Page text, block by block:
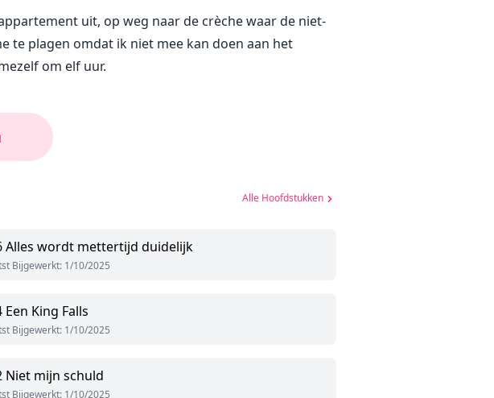
uit, op weg naar de crèche waar de niet-
te plagen omdat ik niet mee kan doen aan het
om elf uur.
Alle Hoofdstukken
Alles wordt mettertijd duidelijk
Bijgewerkt: 1/10/2025
Een King Falls
Bijgewerkt: 1/10/2025
Niet mijn schuld
Bijgewerkt: 1/10/2025